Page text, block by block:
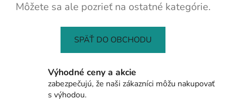
Môžete sa ale pozrieť na ostatné kategórie.
SPÄŤ DO OBCHODU
Výhodné ceny a akcie
zabezpečujú, že naši zákazníci môžu nakupovať
s výhodou.